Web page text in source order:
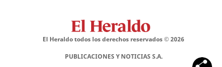
El Heraldo todos los derechos reservados ©2026
PUBLICACIONES Y NOTICIAS S.A.